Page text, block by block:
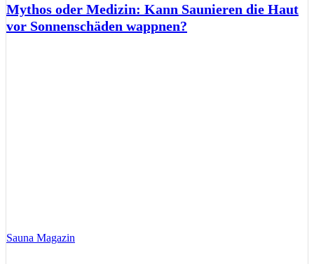
Mythos oder Medizin: Kann Saunieren die Haut
vor Sonnenschäden wappnen?
Sauna Magazin